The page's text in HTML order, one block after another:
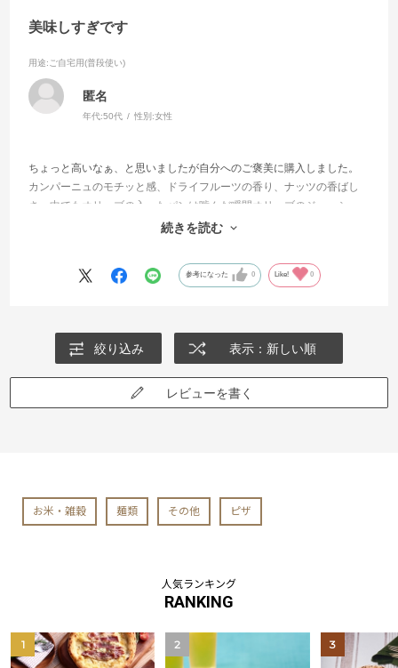
美味しすぎです
用途:ご自宅用(普段使い)
匿名
年代:50代 性別:女性
ちょっと高いなぁ、と思いましたが自分へのご褒美に購入しました。
カンパーニュのモチッと感、ドライフルーツの香り、ナッツの香ばし
さ、中でもオリーブの入ったパンは噛んだ瞬間オリーブのジューシー
さに驚きました！こんなに美味しいパンは初めてです！
続きを読む
参考になった 0 Like! 0
絞り込み 表示：新しい順
レビューを書く
お米・雑穀 麺類 その他 ピザ
人気ランキング
RANKING
1 2 3